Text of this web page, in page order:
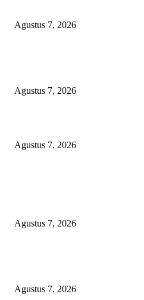
Agustus 7, 2026
Agustus 7, 2026
Agustus 7, 2026
Agustus 7, 2026
Agustus 7, 2026